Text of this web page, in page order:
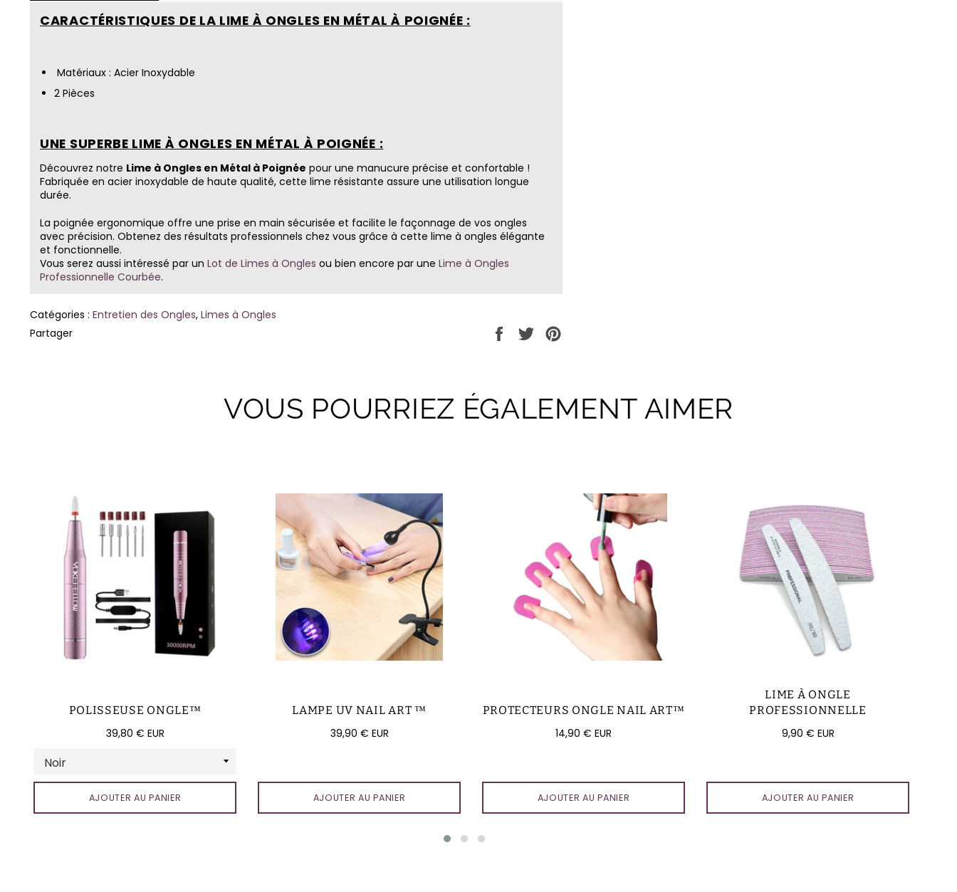
CARACTÉRISTIQUES DE LA LIME À ONGLES EN MÉTAL À POIGNÉE :
Matériaux : Acier Inoxydable
2 Pièces
UNE SUPERBE LIME À ONGLES EN MÉTAL À POIGNÉE :
Découvrez notre Lime à Ongles en Métal à Poignée pour une manucure précise et confortable !
Fabriquée en acier inoxydable de haute qualité, cette lime résistante assure une utilisation longue
durée.
La poignée ergonomique offre une prise en main sécurisée et facilite le façonnage de vos ongles
avec précision. Obtenez des résultats professionnels chez vous grâce à cette lime à ongles élégante
et fonctionnelle.
Vous serez aussi intéressé par un Lot de Limes à Ongles ou bien encore par une Lime à Ongles
Professionnelle Courbée.
Catégories : Entretien des Ongles, Limes à Ongles
Partager
Partager
sur
Tweeter
sur
VOUS POURRIEZ ÉGALEMENT AIMER
POLISSEUSE ONGLE™
Prix
39,80 € EUR
AJOUTER AU PANIER
LAMPE UV NAIL ART ™
Prix
39,90 € EUR
AJOUTER AU PANIER
PROTECTEURS ONGLE NAIL ART™
Prix
14,90 € EUR
AJOUTER AU PANIER
LIME À ONGLE
PROFESSIONNELLE
Prix
9,90 € EUR
AJOUTER AU PANIER